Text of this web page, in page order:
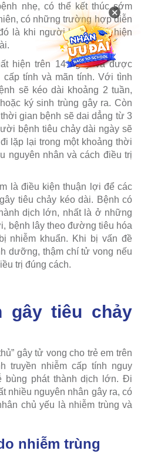
nhẹ, có thể kết thúc sớm
có những trường hợp diễn
là khi người bệnh xuất hiện
hiện trên 14 ngày và được
tính và mãn tính. Với tình
sẽ kéo dài khoảng 2 tuần,
ký sinh trùng gây ra. Còn
gian bệnh sẽ dai dẳng từ 3
bệnh tiêu chảy dài ngày sẽ
lặp lại trong một khoảng thời
nguyên nhân và cách điều trị
là điều kiện thuận lợi để các
tiêu chảy kéo dài. Bệnh có
dịch lớn, nhất là ở những
bệnh lây theo đường tiêu hóa
nhiễm khuẩn. Khi bị vấn đề
dưỡng, thậm chí tử vong nếu
trị đúng cách.
gây tiêu chảy
gây tử vong cho trẻ em trên
truyền nhiễm cấp tính nguy
bùng phát thành dịch lớn. Đi
nhiều nguyên nhân gây ra, có
chủ yếu là nhiễm trùng và
nhiễm trùng
×